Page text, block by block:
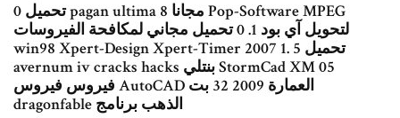
تحميل 0 pagan ultima 8 مجانا Pop-Software MPEG
لتحويل آي بود 1. 0 تحميل مجاني لمكافحة الفيروسات
win98 Xpert-Design Xpert-Timer 2007 1. 5 تحميل
avernum iv cracks hacks بنتلي StormCad XM 05
فيروس فيروس AutoCAD العمارة 2009 32 بت
dragonfable الذهب برنامج